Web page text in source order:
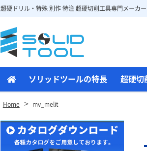
超硬ドリル・特殊 別作 特注 超硬切削工具専門メーカ
ソリッドツールの特長 超硬切
Home > mv_melit